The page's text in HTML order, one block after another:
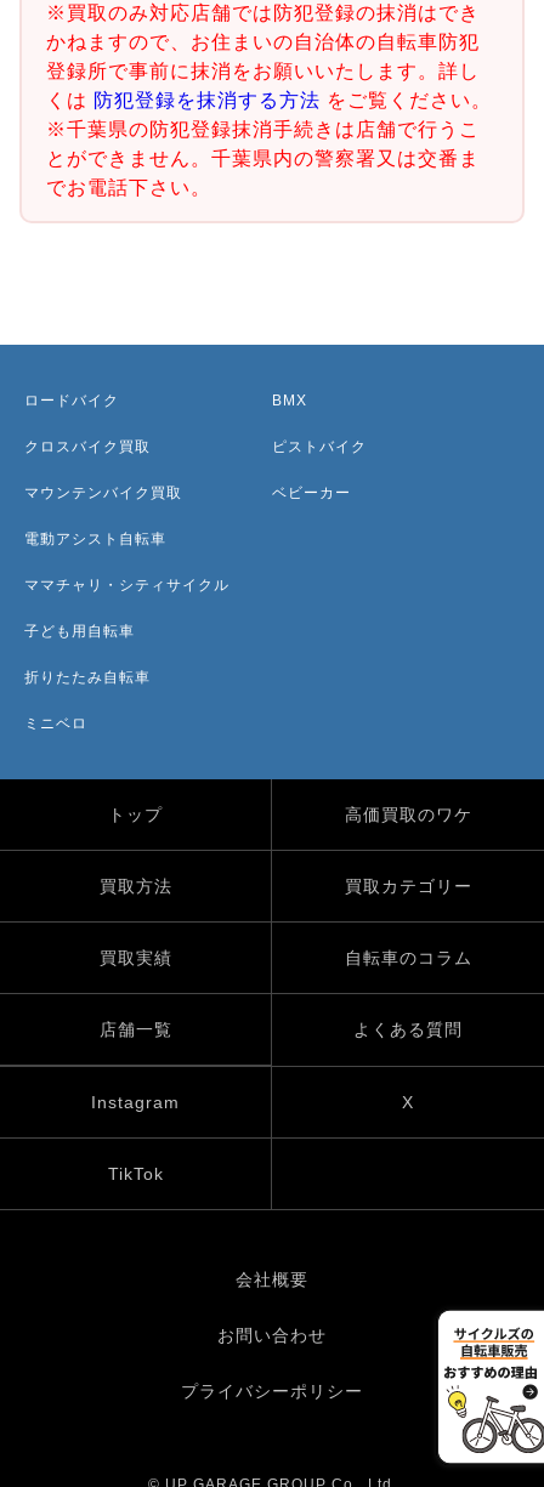
※買取のみ対応店舗では防犯登録の抹消はでき
かねますので、お住まいの自治体の自転車防犯
登録所で事前に抹消をお願いいたします。詳し
くは 防犯登録を抹消する方法 をご覧ください。
※千葉県の防犯登録抹消手続きは店舗で行うこ
とができません。千葉県内の警察署又は交番ま
でお電話下さい。
ロードバイク
クロスバイク買取
マウンテンバイク買取
電動アシスト自転車
ママチャリ・シティサイクル
子ども用自転車
折りたたみ自転車
ミニベロ
BMX
ピストバイク
ベビーカー
トップ 高価買取のワケ
買取方法 買取カテゴリー
買取実績 自転車のコラム
店舗一覧 よくある質問
Instagram X
TikTok
会社概要
お問い合わせ
プライバシーポリシー